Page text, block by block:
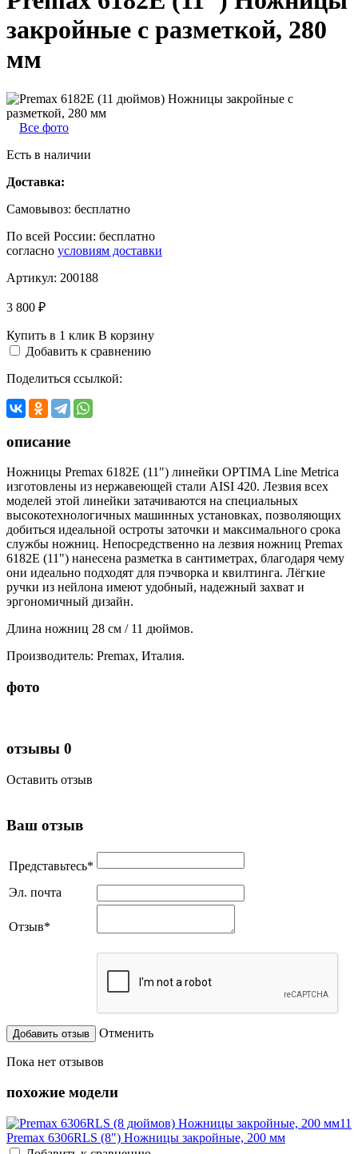
закройные с разметкой, 280
мм
Все фото
Есть в наличии
Доставка:
Самовывоз: бесплатно
По всей России: бесплатно
согласно условиям доставки
Артикул: 200188
3 800 ₽
Купить в 1 клик В корзину
Добавить к сравнению
Поделиться ссылкой:
описание
Ножницы Premax 6182E (11") линейки OPTIMA Line Metrica
изготовлены из нержавеющей стали AISI 420. Лезвия всех
моделей этой линейки затачиваются на специальных
высокотехнологичных машинных установках, позволяющих
добиться идеальной остроты заточки и максимального срока
службы ножниц. Непосредственно на лезвия ножниц Premax
6182E (11") нанесена разметка в сантиметрах, благодаря чему
они идеально подходят для пэчворка и квилтинга. Лёгкие
ручки из нейлона имеют удобный, надежный захват и
эргономичный дизайн.
Длина ножниц 28 см / 11 дюймов.
Производитель: Premax, Италия.
фото
отзывы 0
Оставить отзыв
Ваш отзыв
Представьтесь*
Эл. почта
Отзыв*
Отменить
Пока нет отзывов
похожие модели
Premax 6306RLS (8") Ножницы закройные, 200 мм